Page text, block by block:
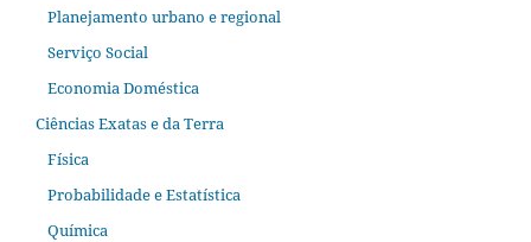
Planejamento urbano e regional
Serviço Social
Economia Doméstica
Ciências Exatas e da Terra
Física
Probabilidade e Estatística
Química